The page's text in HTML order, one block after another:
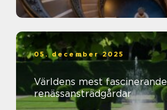
05. december 2025
Världens mest fascinerande
renässansträdgårdar